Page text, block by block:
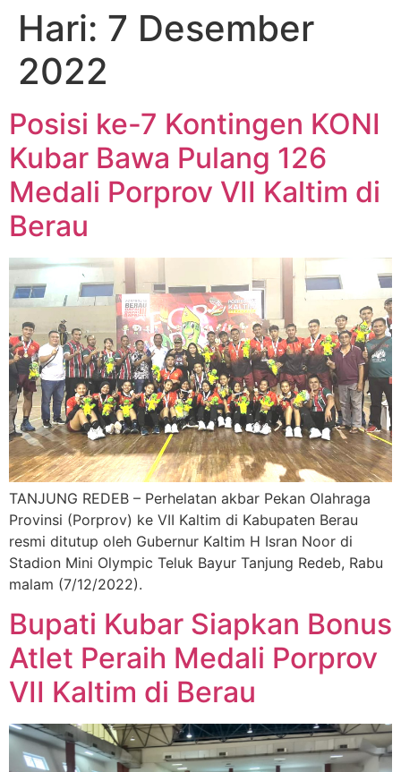
Hari: 7 Desember
2022
Posisi ke-7 Kontingen KONI
Kubar Bawa Pulang 126
Medali Porprov VII Kaltim di
Berau
TANJUNG REDEB – Perhelatan akbar Pekan Olahraga
Provinsi (Porprov) ke VII Kaltim di Kabupaten Berau
resmi ditutup oleh Gubernur Kaltim H Isran Noor di
Stadion Mini Olympic Teluk Bayur Tanjung Redeb, Rabu
malam (7/12/2022).
Bupati Kubar Siapkan Bonus
Atlet Peraih Medali Porprov
VII Kaltim di Berau